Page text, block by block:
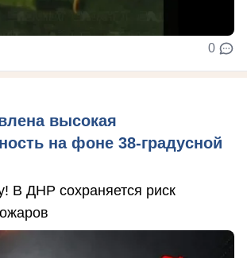
0
высокая
на фоне 38-градусной
В ДНР сохраняется риск